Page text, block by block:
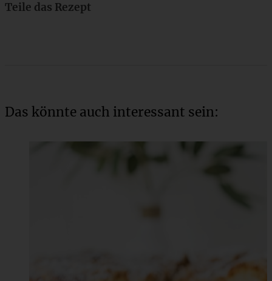
Teile das Rezept
Das könnte auch interessant sein: